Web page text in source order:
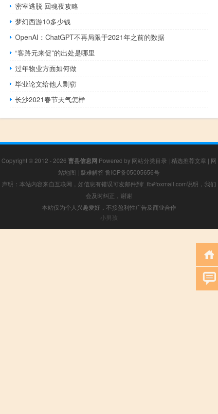
密室逃脱 回魂夜攻略
梦幻西游10多少钱
OpenAI：ChatGPT不再局限于2021年之前的数据
“客路元来促”的出处是哪里
过年物业方面如何做
毕业论文给他人剽窃
长沙2021春节天气怎样
Copyright © 2012 - 2026 曹县信息网 Powered by 网站分类目录 | 精选推荐文章 | 网
站地图 | 疑难解答 鲁ICP备05005656号
声明：本站内容来自互联网，如信息有错误可发邮件到f_fb#foxmail.com说明，我们
会及时纠正，谢谢
本站仅为个人兴趣爱好，不接盈利性广告及商业合作
小男孩